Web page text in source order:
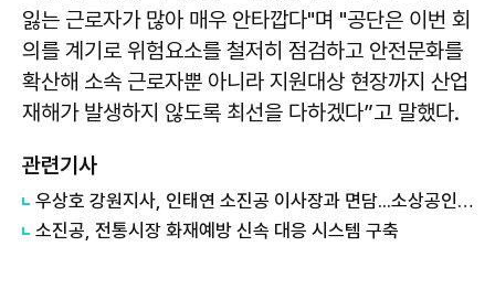
잃는 근로자가 많아 매우 안타깝다"며 "공단은 이번 회
의를 계기로 위험요소를 철저히 점검하고 안전문화를
확산해 소속 근로자뿐 아니라 지원대상 현장까지 산업
재해가 발생하지 않도록 최선을 다하겠다”고 말했다.
관련기사
우상호 강원지사, 인태연 소진공 이사장과 면담...소상공인·전통시장 지원 협력체계 구축
소진공, 전통시장 화재예방 신속 대응 시스템 구축